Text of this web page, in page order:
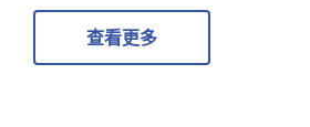
查看更多